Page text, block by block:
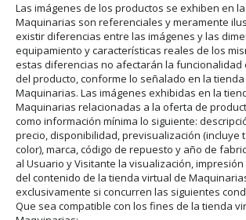
Las imágenes de los productos se exhiben en
Maquinarias son referenciales y meramente
existir diferencias entre las imágenes y las
equipamiento y características reales de los
estas diferencias no afectarán la funcionalidad
del producto, conforme lo señalado en la
Maquinarias. Las imágenes exhibidas en la
Maquinarias relacionadas a la oferta de
como información mínima lo siguiente:
precio, disponibilidad, previsualización (incluye
color), marca, código de repuesto y año de
al Usuario y Visitante la visualización,
del contenido de la tienda virtual de
exclusivamente si concurren las siguientes
Que sea compatible con los fines de la tienda